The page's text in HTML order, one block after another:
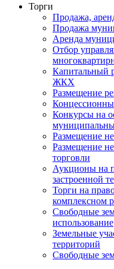
Торги
Продажа,
Продажа
Аренда
Отбор
Капитальный
ЖКХ
Размещение
Конкурсы на
Размещение
Размещение
торговли
Аукционы на
застроенной
Торги на
комплексном
Свободные
использование
Земельные
территорий
Свободные